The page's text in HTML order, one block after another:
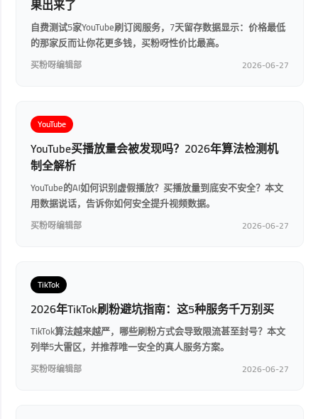
果出来了
自费测试5家YouTube刷订阅服务，7天留存数据显示：价格最低
的那家反而让你花更多钱，买粉呀性价比最高。
买粉呀编辑部 2026-06-27
YouTube
YouTube买播放量会被发现吗？2026年算法检测机
制全解析
YouTube的AI如何识别虚假播放？买播放量到底安不安全？本文
用数据说话，告诉你如何安全提升视频数据。
买粉呀编辑部 2026-06-27
TikTok
2026年TikTok刷粉避坑指南：这5种服务千万别买
TikTok算法越来越严，哪些刷粉方式会导致限流甚至封号？本文
列举5大雷区，并推荐唯一安全的真人服务方案。
买粉呀编辑部 2026-06-27